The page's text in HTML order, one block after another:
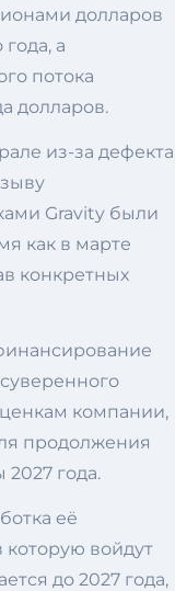
долларов
а
потока
долларов.
из-за дефекта
Gravity были
как в марте
конкретных
компании,
продолжения
года.
её
которую войдут
до 2027 года,